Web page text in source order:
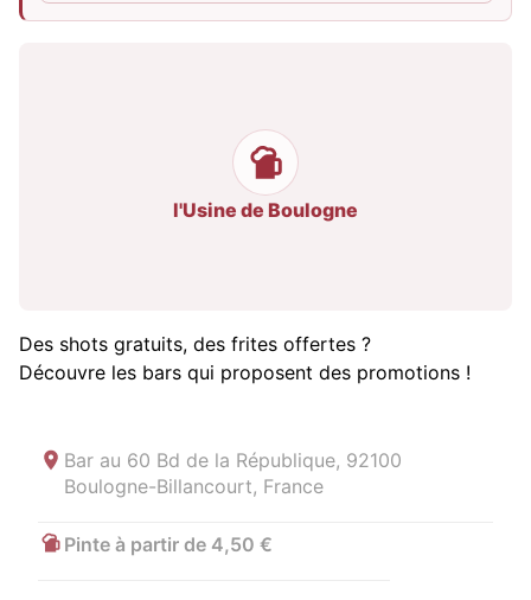
l'Usine de Boulogne
Des shots gratuits, des frites offertes ?
Découvre les bars qui proposent des promotions !
Bar au 60 Bd de la République, 92100
Boulogne-Billancourt, France
Pinte à partir de 4,50 €